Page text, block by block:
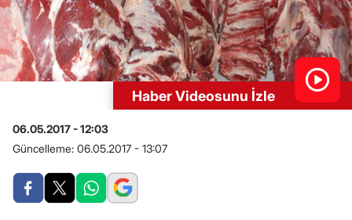
Haber Videosunu İzle
06.05.2017 - 12:03
Güncelleme: 06.05.2017 - 13:07